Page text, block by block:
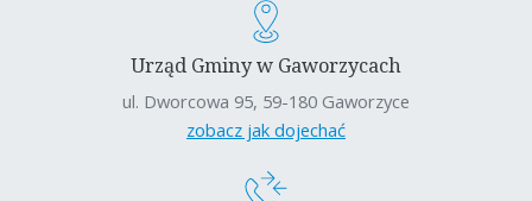
Urząd Gminy w Gaworzycach
ul. Dworcowa 95, 59-180 Gaworzyce
zobacz jak dojechać